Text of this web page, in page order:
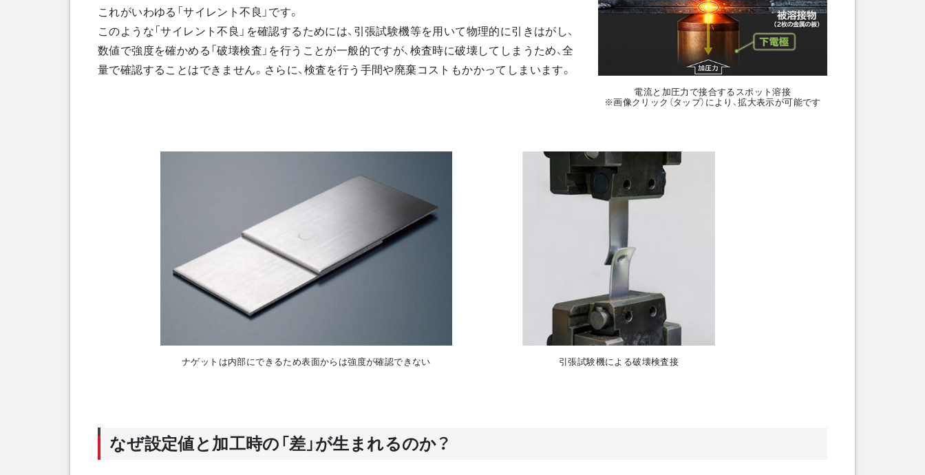
これがいわゆる「サイレント不良」です。
このような「サイレント不良」を確認するためには、引張試験機等を用いて物理的に引きはがし、
数値で強度を確かめる「破壊検査」を行うことが一般的ですが、検査時に破壊してしまうため、全
量で確認することはできません。さらに、検査を行う手間や廃棄コストもかかってしまいます。
電流と加圧力で接合するスポット溶接
※画像クリック（タップ）により、拡大表示が可能です
ナゲットは内部にできるため表面からは強度が確認できない 引張試験機による破壊検査接
なぜ設定値と加工時の「差」が生まれるのか？